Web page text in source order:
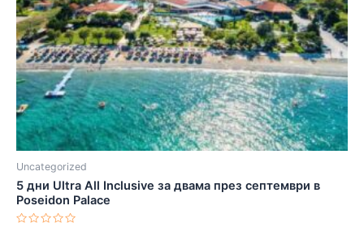
Uncategorized
5 дни Ultra All Inclusive за двама през септември в
Poseidon Palace